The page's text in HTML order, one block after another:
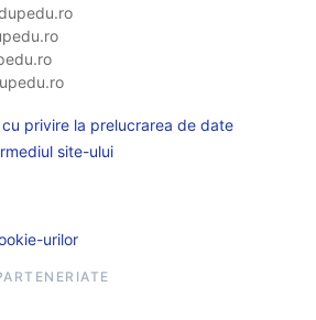
privire la prelucrarea de date
site-ului
urilor